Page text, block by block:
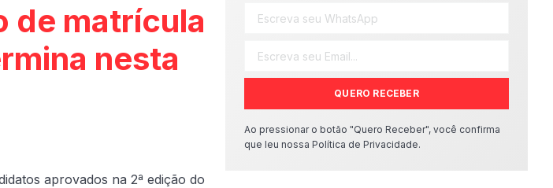
de matrícula
nesta
aprovados na 2ª edição do
QUERO RECEBER
Ao pressionar o botão "Quero Receber", você confirma
que leu nossa Política de Privacidade.